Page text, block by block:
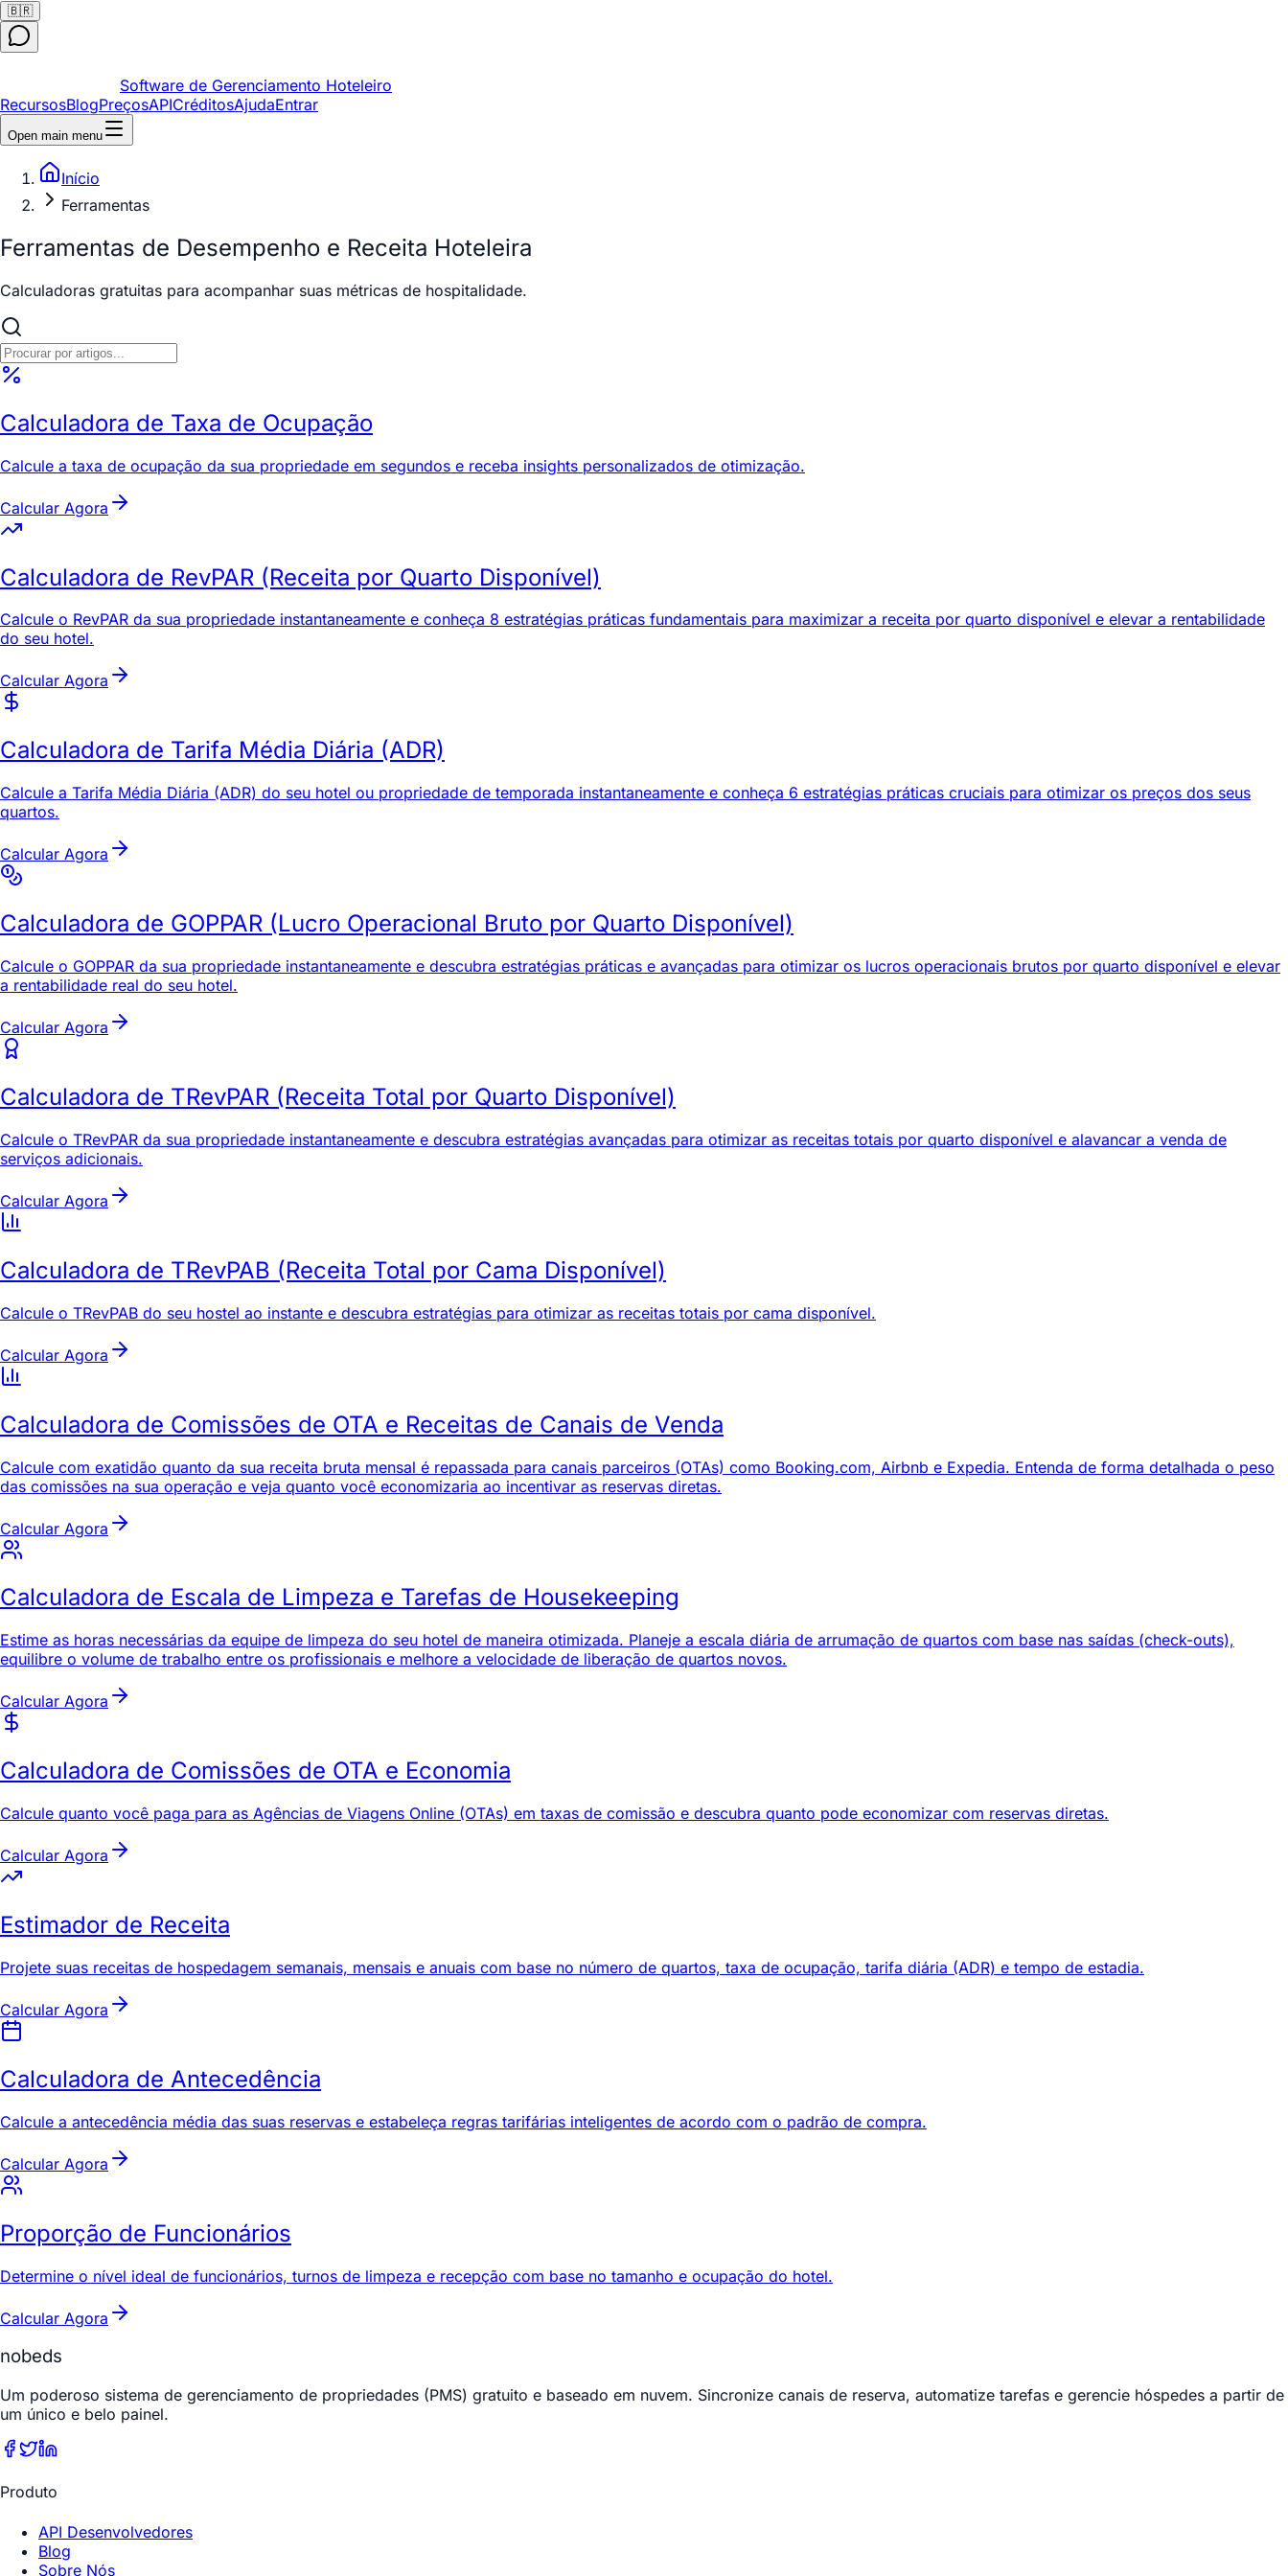
🇧🇷
Software de Gerenciamento Hoteleiro
RecursosBlogPreçosAPICréditosAjudaEntrar
Open main menu
Início
Ferramentas
Ferramentas de Desempenho e Receita Hoteleira
Calculadoras gratuitas para acompanhar suas métricas de hospitalidade.
Calculadora de Taxa de Ocupação
Calcule a taxa de ocupação da sua propriedade em segundos e receba insights personalizados de otimização.
Calcular Agora
Calculadora de RevPAR (Receita por Quarto Disponível)
Calcule o RevPAR da sua propriedade instantaneamente e conheça 8 estratégias práticas fundamentais para maximizar a receita por quarto disponível e elevar a rentabilidade
do seu hotel.
Calcular Agora
Calculadora de Tarifa Média Diária (ADR)
Calcule a Tarifa Média Diária (ADR) do seu hotel ou propriedade de temporada instantaneamente e conheça 6 estratégias práticas cruciais para otimizar os preços dos seus
quartos.
Calcular Agora
Calculadora de GOPPAR (Lucro Operacional Bruto por Quarto Disponível)
Calcule o GOPPAR da sua propriedade instantaneamente e descubra estratégias práticas e avançadas para otimizar os lucros operacionais brutos por quarto disponível e elevar
a rentabilidade real do seu hotel.
Calcular Agora
Calculadora de TRevPAR (Receita Total por Quarto Disponível)
Calcule o TRevPAR da sua propriedade instantaneamente e descubra estratégias avançadas para otimizar as receitas totais por quarto disponível e alavancar a venda de
serviços adicionais.
Calcular Agora
Calculadora de TRevPAB (Receita Total por Cama Disponível)
Calcule o TRevPAB do seu hostel ao instante e descubra estratégias para otimizar as receitas totais por cama disponível.
Calcular Agora
Calculadora de Comissões de OTA e Receitas de Canais de Venda
Calcule com exatidão quanto da sua receita bruta mensal é repassada para canais parceiros (OTAs) como Booking.com, Airbnb e Expedia. Entenda de forma detalhada o peso
das comissões na sua operação e veja quanto você economizaria ao incentivar as reservas diretas.
Calcular Agora
Calculadora de Escala de Limpeza e Tarefas de Housekeeping
Estime as horas necessárias da equipe de limpeza do seu hotel de maneira otimizada. Planeje a escala diária de arrumação de quartos com base nas saídas (check-outs),
equilibre o volume de trabalho entre os profissionais e melhore a velocidade de liberação de quartos novos.
Calcular Agora
Calculadora de Comissões de OTA e Economia
Calcule quanto você paga para as Agências de Viagens Online (OTAs) em taxas de comissão e descubra quanto pode economizar com reservas diretas.
Calcular Agora
Estimador de Receita
Projete suas receitas de hospedagem semanais, mensais e anuais com base no número de quartos, taxa de ocupação, tarifa diária (ADR) e tempo de estadia.
Calcular Agora
Calculadora de Antecedência
Calcule a antecedência média das suas reservas e estabeleça regras tarifárias inteligentes de acordo com o padrão de compra.
Calcular Agora
Proporção de Funcionários
Determine o nível ideal de funcionários, turnos de limpeza e recepção com base no tamanho e ocupação do hotel.
Calcular Agora
nobeds
Um poderoso sistema de gerenciamento de propriedades (PMS) gratuito e baseado em nuvem. Sincronize canais de reserva, automatize tarefas e gerencie hóspedes a partir de
um único e belo painel.
Produto
API Desenvolvedores
Blog
Sobre Nós